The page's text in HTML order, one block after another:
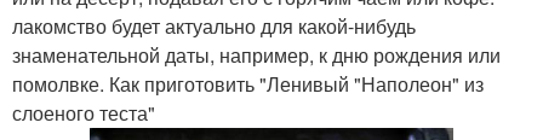
лакомство будет актуально для какой-нибудь
знаменательной даты, например, к дню рождения или
помолвке. Как приготовить "Ленивый "Наполеон" из
слоеного теста"